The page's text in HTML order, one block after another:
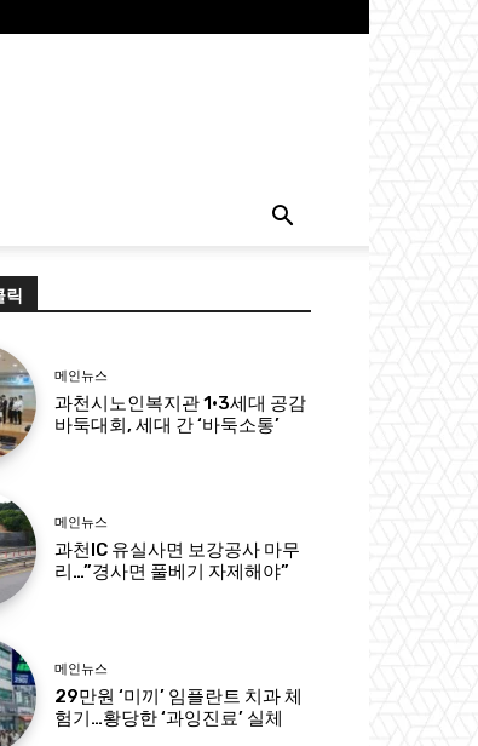
릭
메인뉴스
과천시노인복지관 1·3세대 공감
바둑대회, 세대 간 ‘바둑소통’
메인뉴스
과천IC 유실사면 보강공사 마무
리…”경사면 풀베기 자제해야”
메인뉴스
29만원 ‘미끼’ 임플란트 치과 체
험기…황당한 ‘과잉진료’ 실체